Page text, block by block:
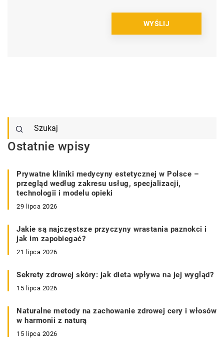
Ostatnie wpisy
Prywatne kliniki medycyny estetycznej w Polsce –
przegląd według zakresu usług, specjalizacji,
technologii i modelu opieki
29 lipca 2026
Jakie są najczęstsze przyczyny wrastania paznokci i
jak im zapobiegać?
21 lipca 2026
Sekrety zdrowej skóry: jak dieta wpływa na jej wygląd?
15 lipca 2026
Naturalne metody na zachowanie zdrowej cery i włosów
w harmonii z naturą
15 lipca 2026